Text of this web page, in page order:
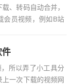
、转码自动合并，
会员视频，例如B站
皖教云、...
件
所以弄了小工具分
一次下载的视频网